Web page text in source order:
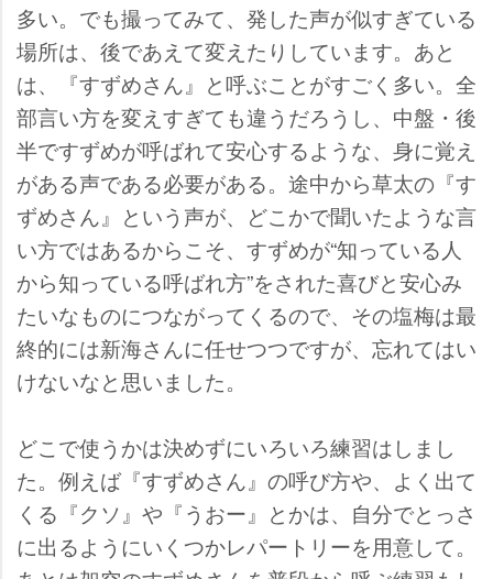
多い。でも撮ってみて、発した声が似すぎている
場所は、後であえて変えたりしています。あと
は、『すずめさん』と呼ぶことがすごく多い。全
部言い方を変えすぎても違うだろうし、中盤・後
半ですずめが呼ばれて安心するような、身に覚え
がある声である必要がある。途中から草太の『す
ずめさん』という声が、どこかで聞いたような言
い方ではあるからこそ、すずめが“知っている人
から知っている呼ばれ方”をされた喜びと安心み
たいなものにつながってくるので、その塩梅は最
終的には新海さんに任せつつですが、忘れてはい
けないなと思いました。
どこで使うかは決めずにいろいろ練習はしまし
た。例えば『すずめさん』の呼び方や、よく出て
くる『クソ』や『うおー』とかは、自分でとっさ
に出るようにいくつかレパートリーを用意して。